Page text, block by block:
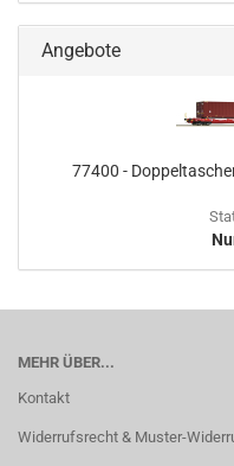
Angebote
77400 -
MEHR ÜBER...
Kontakt
Widerrufsrecht & Muster-